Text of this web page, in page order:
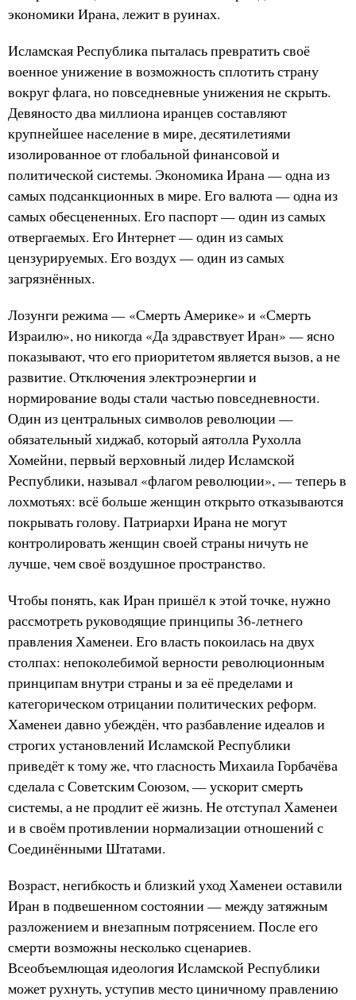
экономики Ирана, лежит в руинах.
Исламская Республика пыталась превратить своё
военное унижение в возможность сплотить страну
вокруг флага, но повседневные унижения не скрыть.
Девяносто два миллиона иранцев составляют
крупнейшее население в мире, десятилетиями
изолированное от глобальной финансовой и
политической системы. Экономика Ирана — одна из
самых подсанкционных в мире. Его валюта — одна из
самых обесцененных. Его паспорт — один из самых
отвергаемых. Его Интернет — один из самых
цензурируемых. Его воздух — один из самых
загрязнённых.
Лозунги режима — «Смерть Америке» и «Смерть
Израилю», но никогда «Да здравствует Иран» — ясно
показывают, что его приоритетом является вызов, а не
развитие. Отключения электроэнергии и
нормирование воды стали частью повседневности.
Один из центральных символов революции —
обязательный хиджаб, который аятолла Рухолла
Хомейни, первый верховный лидер Исламской
Республики, называл «флагом революции», — теперь в
лохмотьях: всё больше женщин открыто отказываются
покрывать голову. Патриархи Ирана не могут
контролировать женщин своей страны ничуть не
лучше, чем своё воздушное пространство.
Чтобы понять, как Иран пришёл к этой точке, нужно
рассмотреть руководящие принципы 36-летнего
правления Хаменеи. Его власть покоилась на двух
столпах: непоколебимой верности революционным
принципам внутри страны и за её пределами и
категорическом отрицании политических реформ.
Хаменеи давно убеждён, что разбавление идеалов и
строгих установлений Исламской Республики
приведёт к тому же, что гласность Михаила Горбачёва
сделала с Советским Союзом, — ускорит смерть
системы, а не продлит её жизнь. Не отступал Хаменеи
и в своём противлении нормализации отношений с
Соединёнными Штатами.
Возраст, негибкость и близкий уход Хаменеи оставили
Иран в подвешенном состоянии — между затяжным
разложением и внезапным потрясением. После его
смерти возможны несколько сценариев.
Всеобъемлющая идеология Исламской Республики
может рухнуть, уступив место циничному правлению